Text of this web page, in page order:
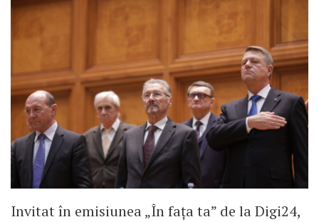
potrivește de minune în vremurile
Nu pot să-i înțeleg pe susținătorii lui
Putin. Încă nu au priceput că individul
ăsta nu are în comun nici cât negru
sub unghie cu democrația? Iar dacă
Trump bate palma cu el, vom asista
(încă o dată) la o nouă împărțire a
sferelor de influență.
Invitat în emisiunea „În fața ta” de la Digi24,